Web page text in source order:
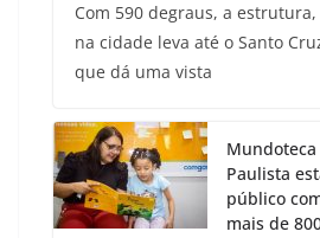
Com 590 degraus, a
na cidade leva até o Santo
que dá uma vista
Paulista
público
mais de